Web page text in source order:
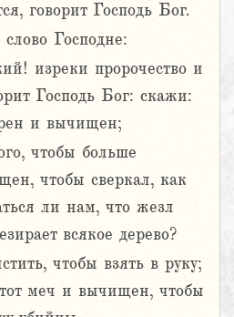
говорит Господь Бог.
Господне:
изреки пророчество и
Господь Бог: скажи:
и вычищен;
чтобы больше
чтобы сверкал, как
ли нам, что жезл
всякое дерево?
чтобы взять в руку;
меч и вычищен, чтобы